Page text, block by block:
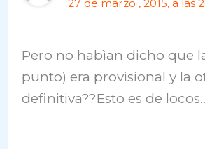
27 de marzo , 2015, a las
Pero no habìan dicho que
punto) era provisional y la
definitiva??Esto es de